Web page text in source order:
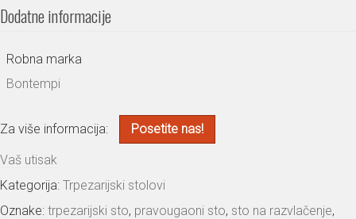
Dodatne informacije
Robna marka
Bontempi
Za više informacija: Posetite nas!
Vaš utisak
Kategorija: Trpezarijski stolovi
Oznake: trpezarijski sto, pravougaoni sto, sto na razvlačenje,